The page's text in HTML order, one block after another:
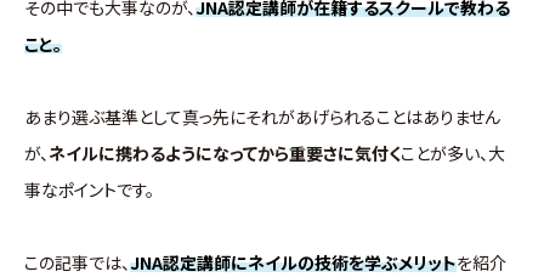
その中でも大事なのが、JNA認定講師が在籍するスクールで教わる
こと。
あまり選ぶ基準として真っ先にそれがあげられることはありません
が、ネイルに携わるようになってから重要さに気付くことが多い、大
事なポイントです。
この記事では、JNA認定講師にネイルの技術を学ぶメリットを紹介